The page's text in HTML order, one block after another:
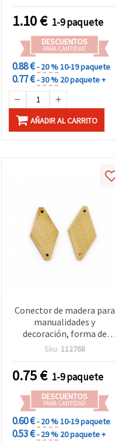
manualidades y proyectos
DIY creativos
1.10€ 1-9 paquete
DESCUENTOS
PARA CANTIDAD
0.88 €- 20 %10-19 paquete
0.77 €- 30 % 20 paquete +
AÑADIR AL CARRITO
Conector de madera para
manualidades y
decoración, forma de
rombo, 40x22x5 mm,
madera natural - 5 piezas
Sku: 112768
0.75€ 1-9 paquete
DESCUENTOS
PARA CANTIDAD
0.60 €- 20 %10-19 paquete
0.53 €- 29 % 20 paquete +